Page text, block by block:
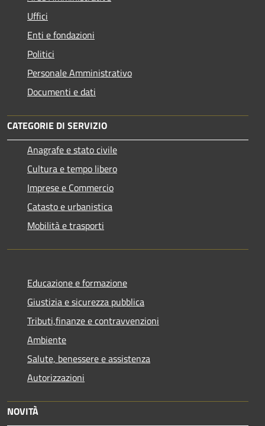
Uffici
Enti e fondazioni
Politici
Personale Amministrativo
Documenti e dati
CATEGORIE DI SERVIZIO
Anagrafe e stato civile
Cultura e tempo libero
Imprese e Commercio
Catasto e urbanistica
Mobilità e trasporti
Educazione e formazione
Giustizia e sicurezza pubblica
Tributi,finanze e contravvenzioni
Ambiente
Salute, benessere e assistenza
Autorizzazioni
NOVITÀ